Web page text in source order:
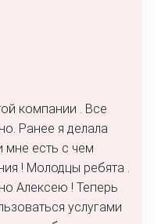
компании . Все
Ранее я делала
мне есть с чем
! Молодцы ребята .
Алексею ! Теперь
услугами